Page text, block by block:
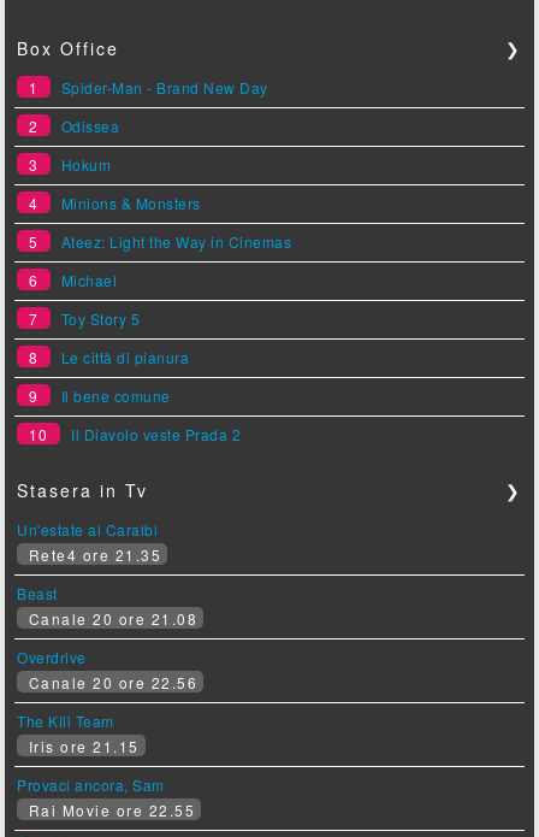
Box Office ❯
1
Spider-Man - Brand New Day
2
Odissea
3
Hokum
4
Minions & Monsters
5
Ateez: Light the Way in Cinemas
6
Michael
7
Toy Story 5
8
Le città di pianura
9
Il bene comune
10
Il Diavolo veste Prada 2
Stasera in Tv ❯
Un'estate ai Caraibi
Rete4 ore 21.35
Beast
Canale 20 ore 21.08
Overdrive
Canale 20 ore 22.56
The Kill Team
Iris ore 21.15
Provaci ancora, Sam
Rai Movie ore 22.55